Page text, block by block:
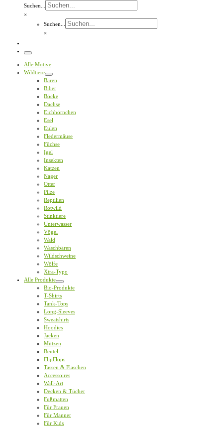
Suchen...
×
Suchen...
×
Menü
Alle Motive
Wildtiere
Bären
Biber
Böcke
Dachse
Eichhörnchen
Esel
Eulen
Fledermäuse
Füchse
Igel
Insekten
Katzen
Nager
Otter
Pilze
Reptilien
Rotwild
Stinktiere
Unterwasser
Vögel
Wald
Waschbären
Wildschweine
Wölfe
Xtra-Typo
Alle Produkte
Bio-Produkte
T-Shirts
Tank-Tops
Long-Sleeves
Sweatshirts
Hoodies
Jacken
Mützen
Beutel
FlipFlops
Tassen & Flaschen
Accessoires
Wall-Art
Decken & Tücher
Fußmatten
Für Frauen
Für Männer
Für Kids